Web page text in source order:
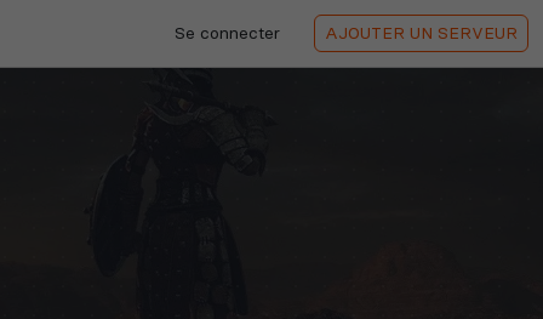
Se connecter AJOUTER UN SERVEUR